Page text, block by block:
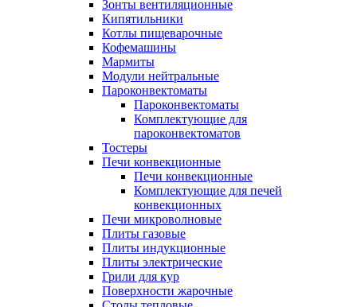
Зонты вентиляционные
Кипятильники
Котлы пищеварочные
Кофемашины
Мармиты
Модули нейтральные
Пароконвектоматы
Пароконвектоматы
Комплектующие для
пароконвектоматов
Тостеры
Печи конвекционные
Печи конвекционные
Комплектующие для печей
конвекционных
Печи микроволновые
Плиты газовые
Плиты индукционные
Плиты электрические
Грили для кур
Поверхности жарочные